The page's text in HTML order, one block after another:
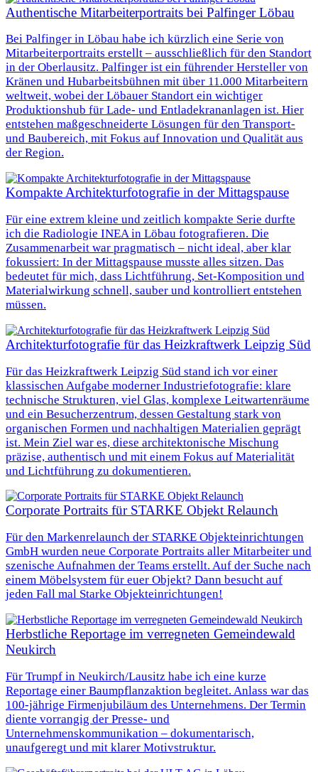
Authentische Mitarbeiterportraits bei Palfinger Löbau
Bei Palfinger in Löbau habe ich kürzlich eine Serie von
Mitarbeiterportraits erstellt – ausschließlich für den Standort
in der Oberlausitz. Palfinger ist ein führender Hersteller von
Kränen und Hubarbeitsbühnen mit über 11.000 Mitarbeitern
weltweit, wobei der Löbauer Standort ein wichtiger
Produktionshub für Lade- und Entladekrananlagen ist. Hier
entstehen maßgeschneiderte Lösungen für den Transport-
und Baubereich, mit Fokus auf Innovation und Qualität aus
der Region.
Kompakte Architekturfotografie in der Mittagspause
Für eine extrem kleine und zeitlich kompakte Serie durfte
ich die Radiologie INEA in Löbau fotografieren. Die
Zusammenarbeit war pragmatisch – nicht ideal, aber klar
fokussiert: In der Mittagspause musste alles sitzen. Das
bedeutet für mich, dass Lichtführung, Set-Komposition und
Materialwirkung schnell, sauber und kontrolliert entstehen
müssen.
Architekturfotografie für das Heizkraftwerk Leipzig Süd
Für das Heizkraftwerk Leipzig Süd stand ich vor einer
klassischen Aufgabe moderner Industriefotografie: klare
technische Strukturen, viel Glas, komplexe Leitwartenräume
und ein Besucherzentrum, dessen Gestaltung stark von
organischen Formen und nachhaltigen Materialien geprägt
ist. Mein Ziel war es, diese architektonische Mischung
präzise, authentisch und mit einem Fokus auf Materialität
und Lichtführung zu dokumentieren.
Corporate Portraits für STARKE Objekt Relaunch
Für den Markenrelaunch der STARKE Objekteinrichtungen
GmbH wurden neue Corporate Portraits aller Mitarbeiter und
szenische Aufnahmen der Teams erstellt. Auf der Suche nach
einem Möbelsystem für euer Objekt? Dann besucht auf
jeden Fall mal Starke Objekteinrichtungen!
Herbstliche Reportage im verregneten Gemeindewald
Neukirch
Für Trumpf in Neukirch/Lausitz habe ich eine kurze
Reportage einer Baumpflanzaktion begleitet. Anlass war das
100‑jährige Firmenjubiläum des Unternehmens. Der Termin
diente vorrangig der Presse- und
Unternehmenskommunikation – dokumentarisch,
unaufgeregt und mit klarer Motivstruktur.